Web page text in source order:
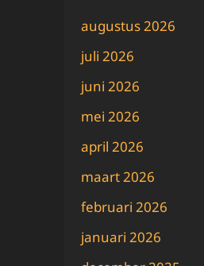
augustus 2026
juli 2026
juni 2026
mei 2026
april 2026
maart 2026
februari 2026
januari 2026